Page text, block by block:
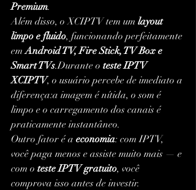
Premium.
Além disso, o XCIPTV tem um layout
limpo e fluido, funcionando perfeitamente
em Android TV, Fire Stick, TV Box e
Smart TVs.Durante o teste IPTV
XCIPTV, o usuário percebe de imediato a
diferença:a imagem é nítida, o som é
limpo e o carregamento dos canais é
praticamente instantâneo.
Outro fator é a economia: com IPTV,
você paga menos e assiste muito mais — e
com o teste IPTV gratuito, você
comprova isso antes de investir.